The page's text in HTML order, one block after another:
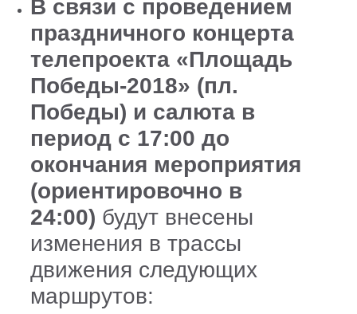
В связи с проведением
праздничного концерта
телепроекта «Площадь
Победы-2018» (пл.
Победы) и салюта в
период с 17:00 до
окончания мероприятия
(ориентировочно в
24:00) будут внесены
изменения в трассы
движения следующих
маршрутов: